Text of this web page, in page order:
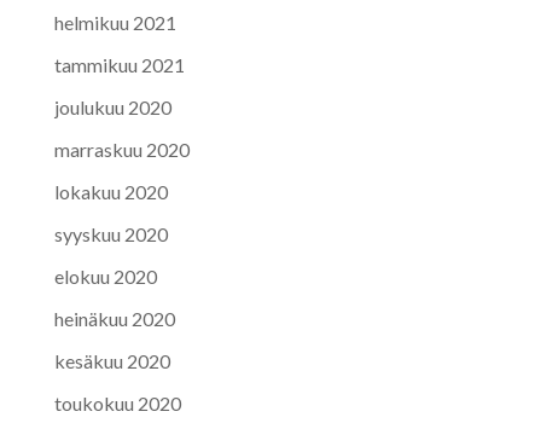
helmikuu 2021
tammikuu 2021
joulukuu 2020
marraskuu 2020
lokakuu 2020
syyskuu 2020
elokuu 2020
heinäkuu 2020
kesäkuu 2020
toukokuu 2020